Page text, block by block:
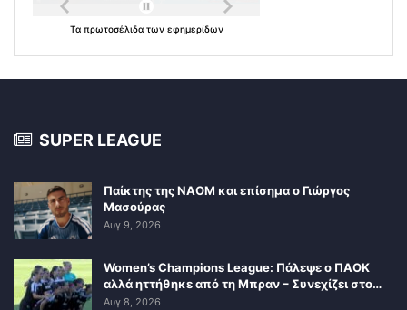
Τα πρωτοσέλιδα των εφημερίδων
SUPER LEAGUE
Παίκτης της ΝΑΟΜ και επίσημα ο Γιώργος
Μασούρας
Αυγ 9, 2026
Women’s Champions League: Πάλεψε ο ΠΑΟΚ
αλλά ηττήθηκε από τη Μπραν – Συνεχίζει στο…
Αυγ 8, 2026